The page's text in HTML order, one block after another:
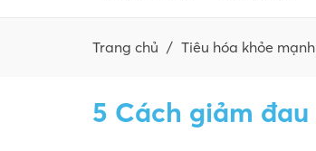
Trang chủ / Tiêu hóa khỏe mạnh
5 Cách giảm